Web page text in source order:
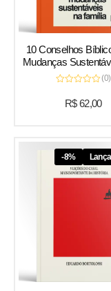
10 Conselhos
Mudanças
(0)
R$62,00
-8%